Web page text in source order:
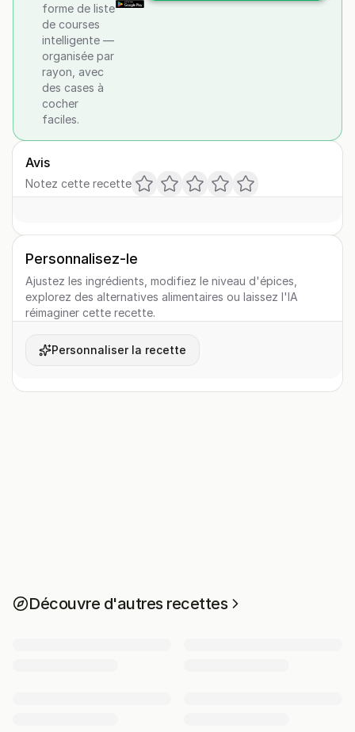
forme de liste
de courses
intelligente —
organisée par
rayon, avec
des cases à
cocher
faciles.
Avis
Notez cette recette
Personnalisez-le
Ajustez les ingrédients, modifiez le niveau d'épices,
explorez des alternatives alimentaires ou laissez l'IA
réimaginer cette recette.
Personnaliser la recette
Découvre d'autres recettes